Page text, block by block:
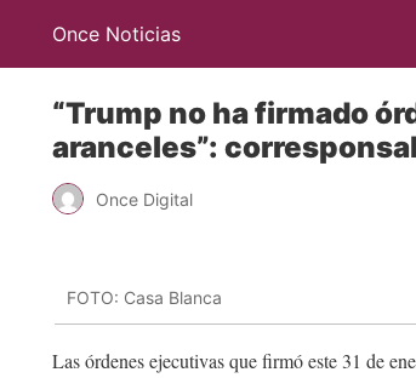
Once Noticias
“Trump no ha firmado
aranceles”: corresponsal
Once Digital
FOTO: Casa Blanca
Las órdenes ejecutivas que firmó este 31 de